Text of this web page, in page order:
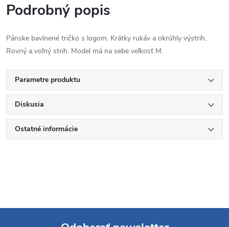
Podrobný popis
Pánske bavlnené tričko s logom. Krátky rukáv a okrúhly výstrih.
Rovný a voľný strih. Model má na sebe veľkosť M.
Parametre produktu
Diskusia
Ostatné informácie